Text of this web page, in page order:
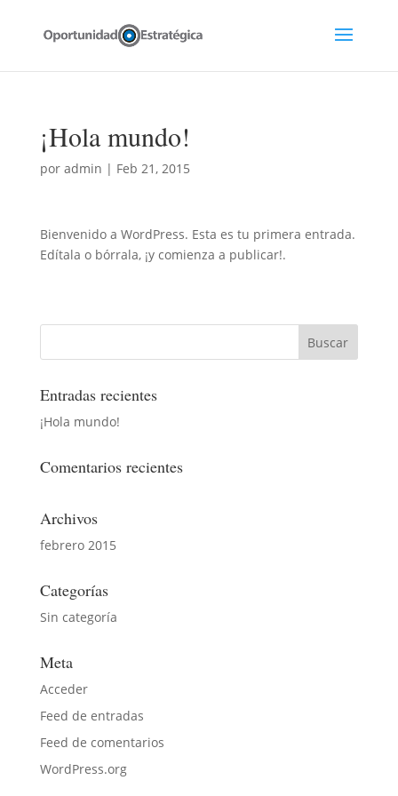
¡Hola mundo!
por admin | Feb 21, 2015
Bienvenido a WordPress. Esta es tu primera entrada.
Edítala o bórrala, ¡y comienza a publicar!.
Entradas recientes
¡Hola mundo!
Comentarios recientes
Archivos
febrero 2015
Categorías
Sin categoría
Meta
Acceder
Feed de entradas
Feed de comentarios
WordPress.org